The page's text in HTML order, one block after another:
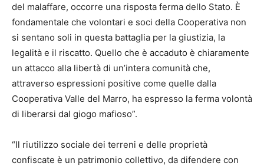
del malaffare, occorre una risposta ferma dello Stato. È
fondamentale che volontari e soci della Cooperativa non
si sentano soli in questa battaglia per la giustizia, la
legalità e il riscatto. Quello che è accaduto è chiaramente
un attacco alla libertà di un’intera comunità che,
attraverso espressioni positive come quelle dalla
Cooperativa Valle del Marro, ha espresso la ferma volontà
di liberarsi dal giogo mafioso”.
“Il riutilizzo sociale dei terreni e delle proprietà
confiscate è un patrimonio collettivo, da difendere con